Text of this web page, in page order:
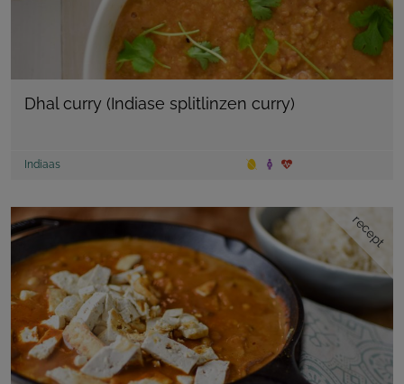
Dhal curry (Indiase splitlinzen curry)
Indiaas
recept